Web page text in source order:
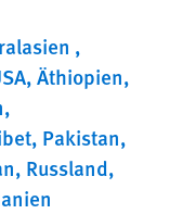
Äthiopien
Pakistan
Russland